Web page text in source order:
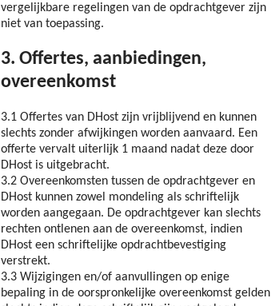
vergelijkbare regelingen van de opdrachtgever zijn
niet van toepassing.
3. Offertes, aanbiedingen,
overeenkomst
3.1 Offertes van DHost zijn vrijblijvend en kunnen
slechts zonder afwijkingen worden aanvaard. Een
offerte vervalt uiterlijk 1 maand nadat deze door
DHost is uitgebracht.
3.2 Overeenkomsten tussen de opdrachtgever en
DHost kunnen zowel mondeling als schriftelijk
worden aangegaan. De opdrachtgever kan slechts
rechten ontlenen aan de overeenkomst, indien
DHost een schriftelijke opdrachtbevestiging
verstrekt.
3.3 Wijzigingen en/of aanvullingen op enige
bepaling in de oorspronkelijke overeenkomst gelden